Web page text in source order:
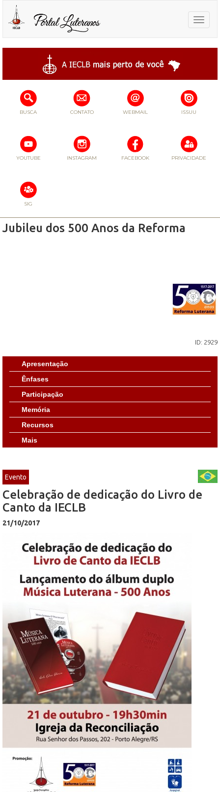
Toggle
BUSCA CONTATO WEBMAIL ISSUU
YOUTUBE INSTAGRAM FACEBOOK PRIVACIDADE
SIG
Jubileu dos 500 Anos da Reforma
ID: 2929
Apresentação
Ênfases
Participação
Memória
Recursos
Mais
Evento
Celebração de dedicação do Livro de
Canto da IECLB
21/10/2017